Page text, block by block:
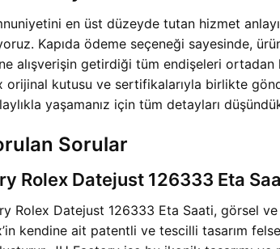
en üst düzeyde tutan hizmet
Kapıda ödeme seçeneği sayesinde,
alışverişin getirdiği tüm endişeleri
orijinal kutusu ve sertifikalarıyla birlikte
yaşamanız için tüm detayları
Sorular
Rolex Datejust 126333 Eta
Rolex Datejust 126333 Eta Saati, görsel
kendine ait patentli ve tescilli tasarım